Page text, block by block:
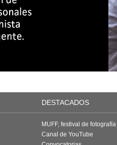
DESTACADOS
MUFF, festival de fotografía
Canal de YouTube